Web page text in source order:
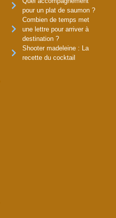
pour un plat de saumon ?
Combien de temps met
une lettre pour arriver à
destination ?
Shooter madeleine : La
recette du cocktail